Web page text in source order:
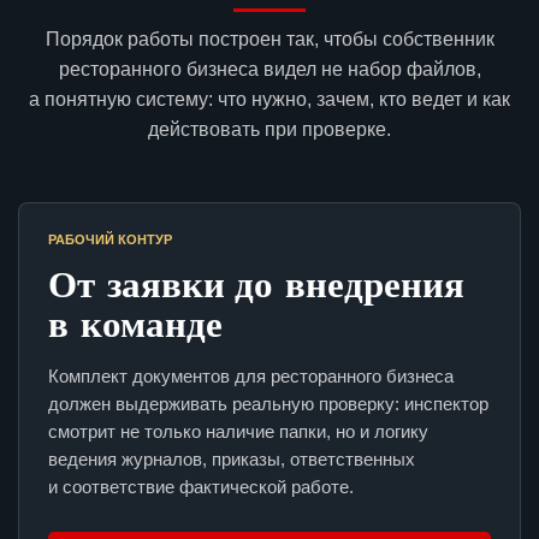
Порядок работы построен так, чтобы собственник
ресторанного бизнеса видел не набор файлов,
а понятную систему: что нужно, зачем, кто ведет и как
действовать при проверке.
РАБОЧИЙ КОНТУР
От заявки до внедрения
в команде
Комплект документов для ресторанного бизнеса
должен выдерживать реальную проверку: инспектор
смотрит не только наличие папки, но и логику
ведения журналов, приказы, ответственных
и соответствие фактической работе.